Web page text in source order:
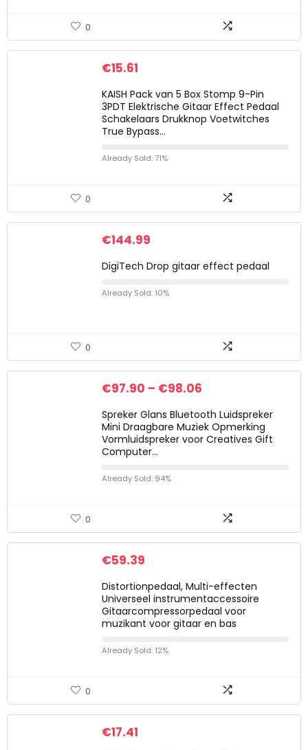
0
€15.61
KAISH Pack van 5 Box Stomp 9-Pin
3PDT Elektrische Gitaar Effect Pedaal
Schakelaars Drukknop Voetwitches
True Bypass…
Already Sold: 71%
0
€144.99
DigiTech Drop gitaar effect pedaal
Already Sold: 10%
0
€97.90 – €98.06
Spreker Glans Bluetooth Luidspreker
Mini Draagbare Muziek Opmerking
Vormluidspreker voor Creatives Gift
Computer…
Already Sold: 94%
0
€59.39
Distortionpedaal, Multi-effecten
Universeel instrumentaccessoire
Gitaarcompressorpedaal voor
muzikant voor gitaar en bas
Already Sold: 12%
0
€17.41